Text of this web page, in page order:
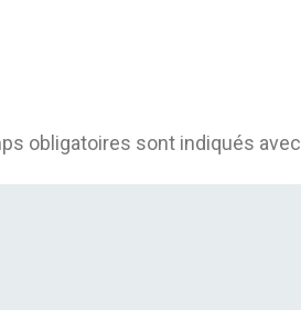
obligatoires sont indiqués avec